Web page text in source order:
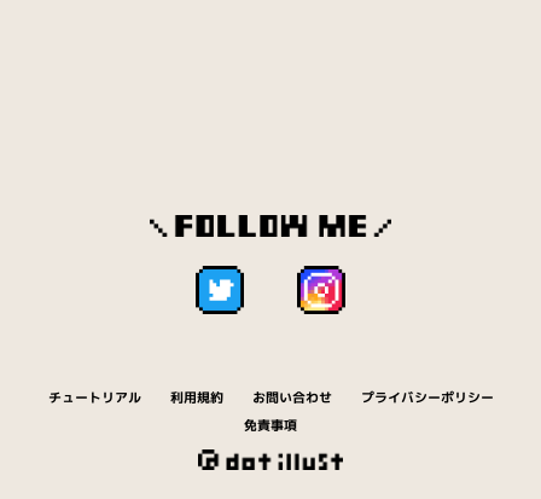
チュートリアル 利用規約 お問い合わせ
プライバシーポリシー
免責事項